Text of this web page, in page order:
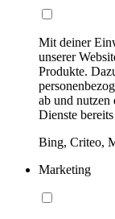
Mit deiner
unserer
Produkte.
ab und nutzen
Dienste
Bing, Criteo,
Marketing